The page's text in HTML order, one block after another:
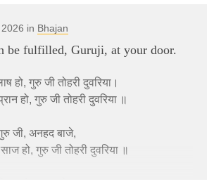
राउर चूमेलीं चरनियां।
अपार हो ॥
लागेला नगरिया ना॥
एगो अवरी बात बात खास।
दास, हम भिखरिया ना॥
in Bhajan
be fulfilled, Guruji, at your door.
हो, गुरु जी तोहरी दुवरिया।
हो, गुरु जी तोहरी दुवरिया ॥
गुरु जी, अनहद बाजे,
हो, गुरु जी तोहरी दुवरिया ॥